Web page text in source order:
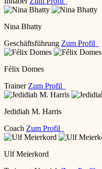
Nina Bhatty
Geschäftsführung Zum Profil
Félix Domes
Trainer Zum Profil
Jedidiah M. Harris
Coach Zum Profil
Ulf Meierkord